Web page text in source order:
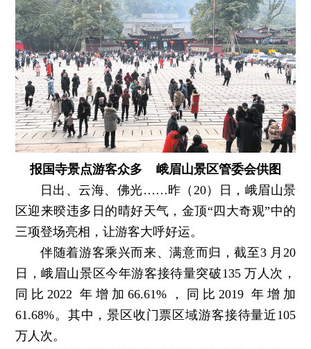
报国寺景点游客众多 峨眉山景区管委会供图
日出、云海、佛光……昨（20）日，峨眉山景
区迎来暌违多日的晴好天气，金顶“四大奇观”中的
三项登场亮相，让游客大呼好运。
伴随着游客乘兴而来、满意而归，截至3 月20
日，峨眉山景区今年游客接待量突破135 万人次，
同比2022 年增加66.61%，同比2019 年增加
61.68%。其中，景区收门票区域游客接待量近105
万人次。